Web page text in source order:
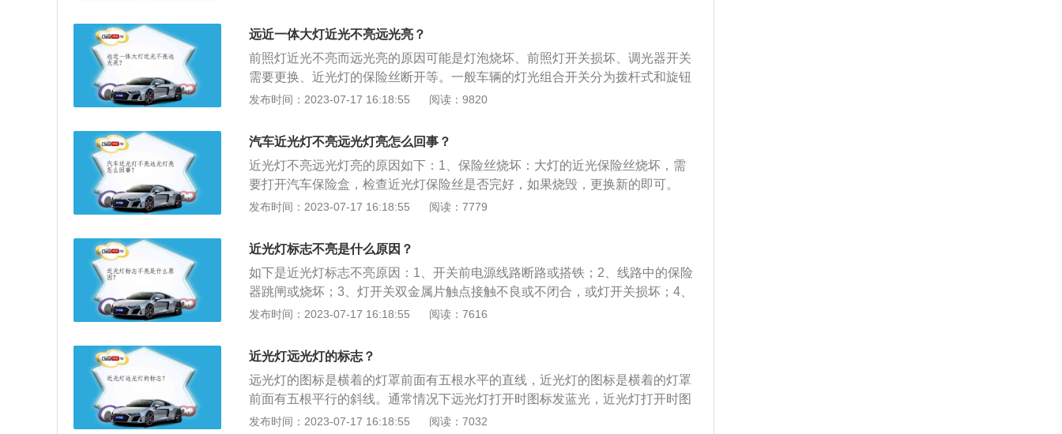
早上你就不能开车了，甚至近光灯也不能打开。2、灯泡损坏。大多数灯泡也有
一定的使用寿命。当它们接近报废时，光强度不符合标准，同时，热量严重，直
到灯丝烧坏。此外，还有一些原因。例如，前照灯总成在车辆涉水后容易进水，
被加热的灯泡在接触到水滴后温度急剧下降，因此会破裂损坏，影响非照明。
3、保险丝烧断了。大多数近光灯保险丝位于发动机舱保险丝盒或仪表板左侧的
测试。4、近光调节电路有故障。灯调节开关可能有故障。在这种情况下，您可
以到商店进行维护，以了解灯开关调整逻辑是否异常。
远近一体大灯近光不亮远光亮？
前照灯近光不亮而远光亮的原因可能是灯泡烧坏、前照灯开关损坏、调光器开关
需要更换、近光灯的保险丝断开等。一般车辆的灯光组合开关分为拨杆式和旋钮
式两种方式，开关有近光灯这一挡位，转动灯控制开关手柄，改变到近光灯的位
拨动拨杆来完成。在发动机室的位置转动开关，远光灯一直开启。拨回来一个挡
位，远光灯关闭，在远近光切换的时候，就来回拨动灯光控制杆。
发布时间：2023-07-17 16:18:55 阅读：9820
汽车近光灯不亮远光灯亮怎么回事？
近光灯不亮远光灯亮的原因如下：1、保险丝烧坏：大灯的近光保险丝烧坏，需
要打开汽车保险盒，检查近光灯保险丝是否完好，如果烧毁，更换新的即可。
2、灯丝烧断：可能是灯丝烧断，大部分汽车的远近光灯泡不在一起。远光灯
个近光灯都不亮，而且灯丝也没有烧断，这种情况可能是开关或继电器出现故
障，需要逐一排查。
发布时间：2023-07-17 16:18:55 阅读：7779
近光灯标志不亮是什么原因？
如下是近光灯标志不亮原因：1、开关前电源线路断路或搭铁；2、线路中的保险
器跳闸或烧坏；3、灯开关双金属片触点接触不良或不闭合，或灯开关损坏；4、
灯开关某档接通后，有的灯线路搭铁引起双金属片触点张开；故障排除方法如
器前电源线路良好，因此可用导线试火或电源短接法，对电流表接线柱、点火开
关接线柱、灯开关接线柱等，按顺序检查有无断路之处.如线路连接良好，则灯开
关可能已损坏。2、试按喇叭不响，保险器亦未跳闸，则说明保险器前电源线路
某处断路或接线不良.如果保险器跳闸，即表明保险器以后线路某处搭铁.可拆下喇
叭、转向信号灯电源线，再按下保险器按钮试验.如不再跳闸，接通灯开关后，灯
发布时间：2023-07-17 16:18:55 阅读：7616
近光灯远光灯的标志？
远光灯的图标是横着的灯罩前面有五根水平的直线，近光灯的图标是横着的灯罩
前面有五根平行的斜线。通常情况下远光灯打开时图标发蓝光，近光灯打开时图
标发绿光。以下是扩展资料：使用方法：无论是拨杆式灯光开关，还是旋钮式灯
发布时间：2023-07-17 16:18:55 阅读：7032